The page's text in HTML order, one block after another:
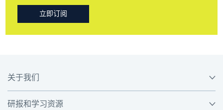
立即订阅
关于我们
研报和学习资源